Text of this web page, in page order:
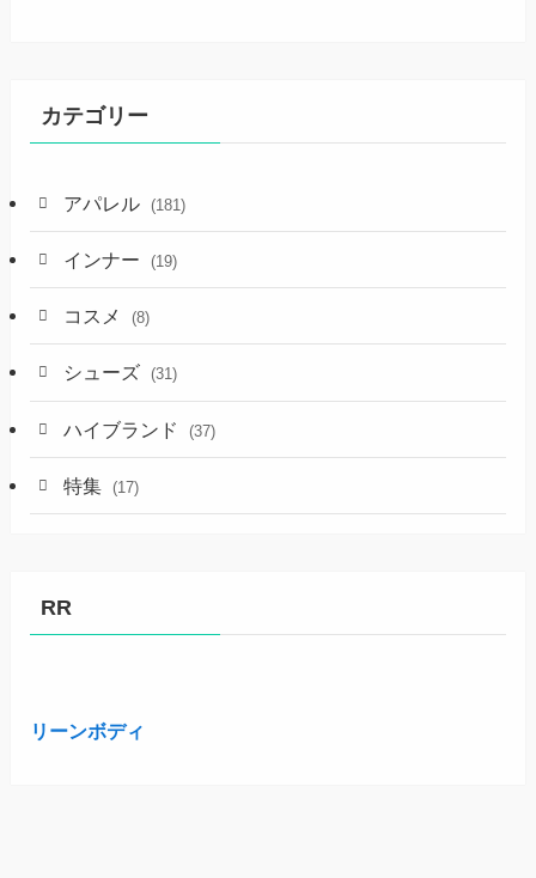
カテゴリー
アパレル (181)
インナー (19)
コスメ (8)
シューズ (31)
ハイブランド (37)
特集 (17)
RR
リーンボディ